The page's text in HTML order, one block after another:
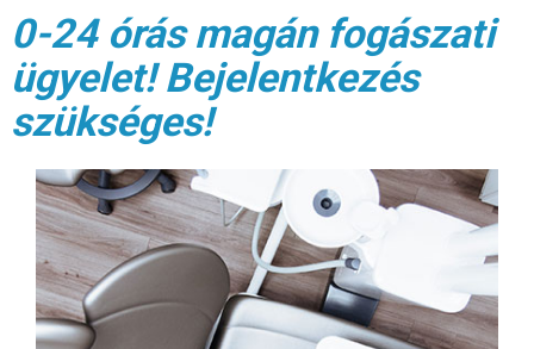
0-24 órás magán fogászati
ügyelet! Bejelentkezés
szükséges!